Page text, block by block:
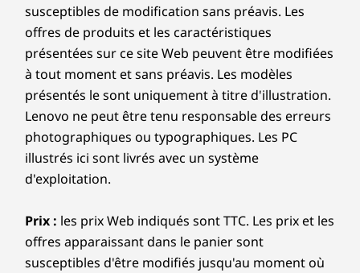
susceptibles de modification sans préavis. Les
offres de produits et les caractéristiques
présentées sur ce site Web peuvent être modifiées
à tout moment et sans préavis. Les modèles
présentés le sont uniquement à titre d'illustration.
Lenovo ne peut être tenu responsable des erreurs
photographiques ou typographiques. Les PC
illustrés ici sont livrés avec un système
d'exploitation.
Prix : les prix Web indiqués sont TTC. Les prix et les
offres apparaissant dans le panier sont
susceptibles d'être modifiés jusqu'au moment où